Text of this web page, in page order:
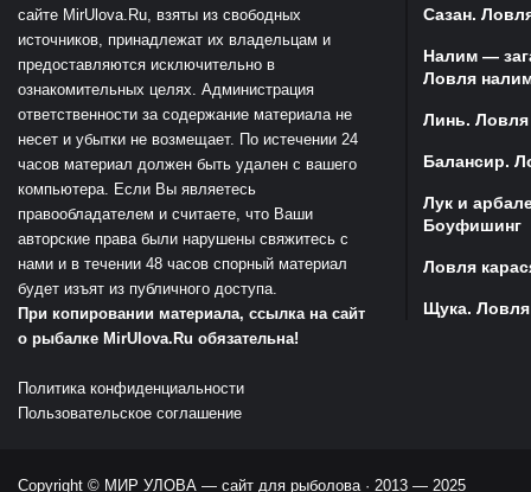
сайте MirUlova.Ru, взяты из свободных
источников, принадлежат их владельцам и
предоставляются исключительно в
ознакомительных целях. Администрация
ответственности за содержание материала не
несет и убытки не возмещает. По истечении 24
часов материал должен быть удален с вашего
компьютера. Если Вы являетесь
правообладателем и считаете, что Ваши
авторские права были нарушены свяжитесь с
нами и в течении 48 часов спорный материал
будет изъят из публичного доступа.
При копировании материала, ссылка на сайт
о рыбалке MirUlova.Ru обязательна!
Политика конфиденциальности
Пользовательское соглашение
Сазан.
Налим —
Ловля
Линь. Ловля
Балансир.
Лук и
Боуфишинг
Ловля
Щука.
Copyright © МИР УЛОВА — сайт для рыболова · 2013 — 2025